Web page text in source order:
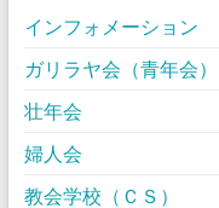
インフォメーション
ガリラヤ会（青年会）
壮年会
婦人会
教会学校（ＣＳ）